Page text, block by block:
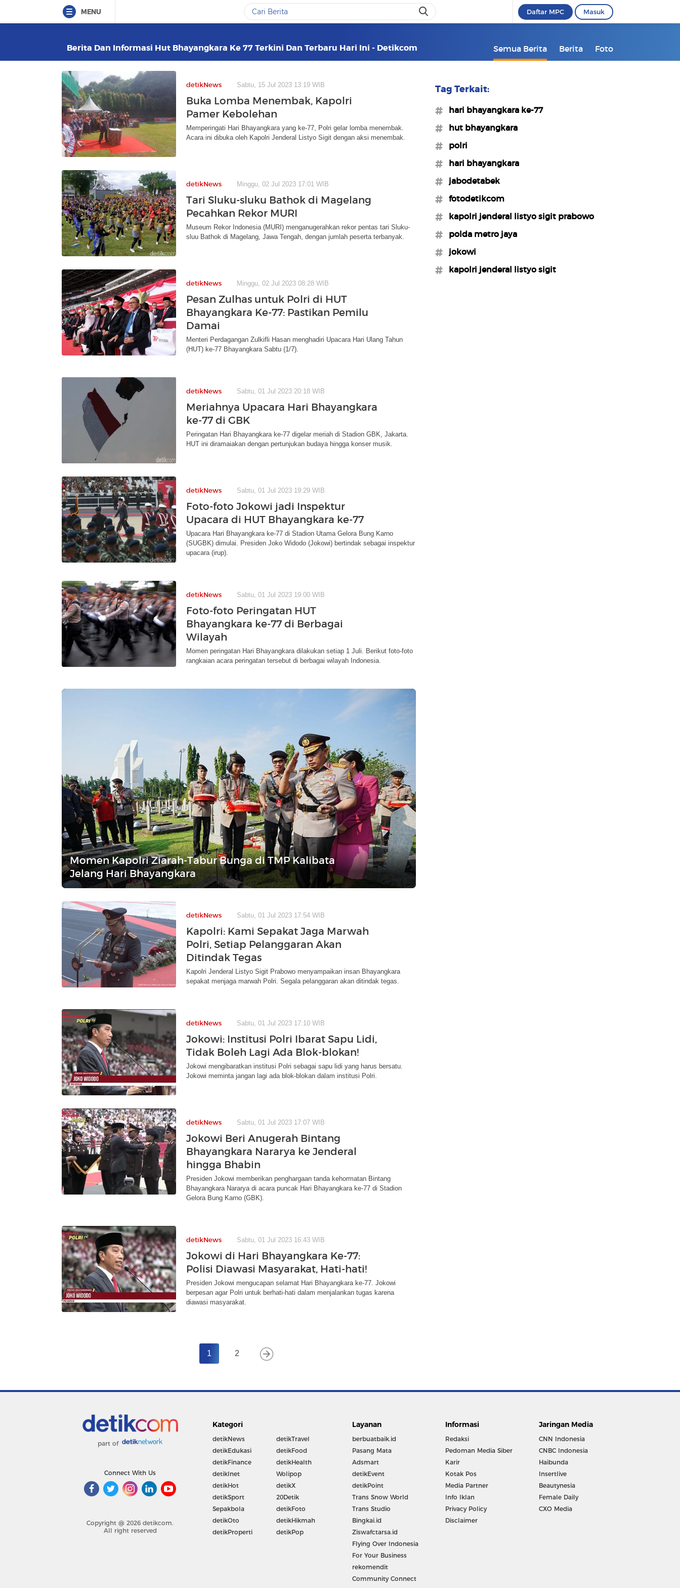
MENU Daftar MPC Masuk
Berita Dan Informasi Hut Bhayangkara Ke 77 Terkini Dan Terbaru Hari Ini - Detikcom Semua Berita Berita Foto
detikNews Sabtu, 15 Jul 2023 13:19 WIB
Buka Lomba Menembak, Kapolri
Pamer Kebolehan
Memperingati Hari Bhayangkara yang ke-77, Polri gelar lomba menembak.
Acara ini dibuka oleh Kapolri Jenderal Listyo Sigit dengan aksi menembak.
detikNews Minggu, 02 Jul 2023 17:01 WIB
Tari Sluku-sluku Bathok di Magelang
Pecahkan Rekor MURI
Museum Rekor Indonesia (MURI) menganugerahkan rekor pentas tari Sluku-
sluu Bathok di Magelang, Jawa Tengah, dengan jumlah peserta terbanyak.
detikNews Minggu, 02 Jul 2023 08:28 WIB
Pesan Zulhas untuk Polri di HUT
Bhayangkara Ke-77: Pastikan Pemilu
Damai
Menteri Perdagangan Zulkifli Hasan menghadiri Upacara Hari Ulang Tahun
(HUT) ke-77 Bhayangkara Sabtu (1/7).
detikNews Sabtu, 01 Jul 2023 20:18 WIB
Meriahnya Upacara Hari Bhayangkara
ke-77 di GBK
Peringatan Hari Bhayangkara ke-77 digelar meriah di Stadion GBK, Jakarta.
HUT ini diramaiakan dengan pertunjukan budaya hingga konser musik.
detikNews Sabtu, 01 Jul 2023 19:29 WIB
Foto-foto Jokowi jadi Inspektur
Upacara di HUT Bhayangkara ke-77
Upacara Hari Bhayangkara ke-77 di Stadion Utama Gelora Bung Karno
(SUGBK) dimulai. Presiden Joko Widodo (Jokowi) bertindak sebagai inspektur
upacara (irup).
detikNews Sabtu, 01 Jul 2023 19:00 WIB
Foto-foto Peringatan HUT
Bhayangkara ke-77 di Berbagai
Wilayah
Momen peringatan Hari Bhayangkara dilakukan setiap 1 Juli. Berikut foto-foto
rangkaian acara peringatan tersebut di berbagai wilayah Indonesia.
Momen Kapolri Ziarah-Tabur Bunga di TMP Kalibata
Jelang Hari Bhayangkara
detikNews Sabtu, 01 Jul 2023 17:54 WIB
Kapolri: Kami Sepakat Jaga Marwah
Polri, Setiap Pelanggaran Akan
Ditindak Tegas
Kapolri Jenderal Listyo Sigit Prabowo menyampaikan insan Bhayangkara
sepakat menjaga marwah Polri. Segala pelanggaran akan ditindak tegas.
detikNews Sabtu, 01 Jul 2023 17:10 WIB
Jokowi: Institusi Polri Ibarat Sapu Lidi,
Tidak Boleh Lagi Ada Blok-blokan!
Jokowi mengibaratkan institusi Polri sebagai sapu lidi yang harus bersatu.
Jokowi meminta jangan lagi ada blok-blokan dalam institusi Polri.
detikNews Sabtu, 01 Jul 2023 17:07 WIB
Jokowi Beri Anugerah Bintang
Bhayangkara Nararya ke Jenderal
hingga Bhabin
Presiden Jokowi memberikan penghargaan tanda kehormatan Bintang
Bhayangkara Nararya di acara puncak Hari Bhayangkara ke-77 di Stadion
Gelora Bung Karno (GBK).
detikNews Sabtu, 01 Jul 2023 16:43 WIB
Jokowi di Hari Bhayangkara Ke-77:
Polisi Diawasi Masyarakat, Hati-hati!
Presiden Jokowi mengucapan selamat Hari Bhayangkara ke-77. Jokowi
berpesan agar Polri untuk berhati-hati dalam menjalankan tugas karena
diawasi masyarakat.
1 2
Tag Terkait:
#hari bhayangkara ke-77
#hut bhayangkara
#polri
#hari bhayangkara
#jabodetabek
#fotodetikcom
#kapolri jenderal listyo sigit prabowo
#polda metro jaya
#jokowi
#kapolri jenderal listyo sigit
part of
Connect With Us
Copyright @ 2026 detikcom.
All right reserved
Kategori
detikNews
detikEdukasi
detikFinance
detikInet
detikHot
detikSport
Sepakbola
detikOto
detikProperti
detikTravel
detikFood
detikHealth
Wolipop
detikX
20Detik
detikFoto
detikHikmah
detikPop
Layanan
berbuatbaik.id
Pasang Mata
Adsmart
detikEvent
detikPoint
Trans Snow World
Trans Studio
Bingkai.id
Ziswafctarsa.id
Flying Over Indonesia
For Your Business
rekomendit
Community Connect
Informasi
Redaksi
Pedoman Media Siber
Karir
Kotak Pos
Media Partner
Info Iklan
Privacy Policy
Disclaimer
Jaringan Media
CNN Indonesia
CNBC Indonesia
Haibunda
Insertlive
Beautynesia
Female Daily
CXO Media